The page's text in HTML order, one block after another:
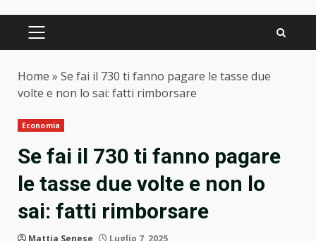
PRIMARY
Home » Se fai il 730 ti fanno pagare le tasse due
volte e non lo sai: fatti rimborsare
Economia
Se fai il 730 ti fanno pagare
le tasse due volte e non lo
sai: fatti rimborsare